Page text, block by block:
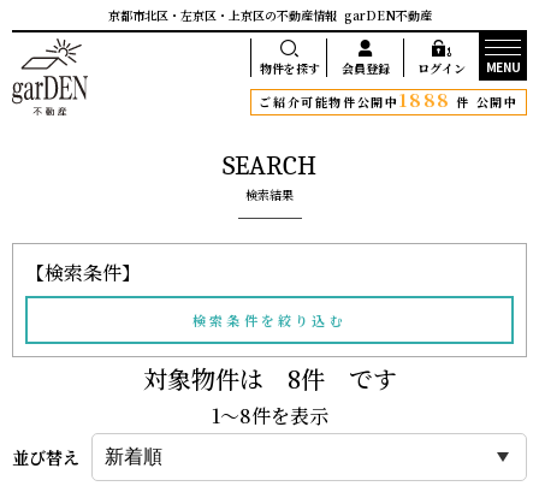
京都市北区・左京区・上京区の不動産情報 garDEN不動産
物件を探す 会員登録 ログイン
MENU
ご紹介可能物件公開中1888 件 公開中
SEARCH
検索結果
【検索条件】
検索条件を絞り込む
対象物件は 8件 です
1〜8件を表示
並び替え